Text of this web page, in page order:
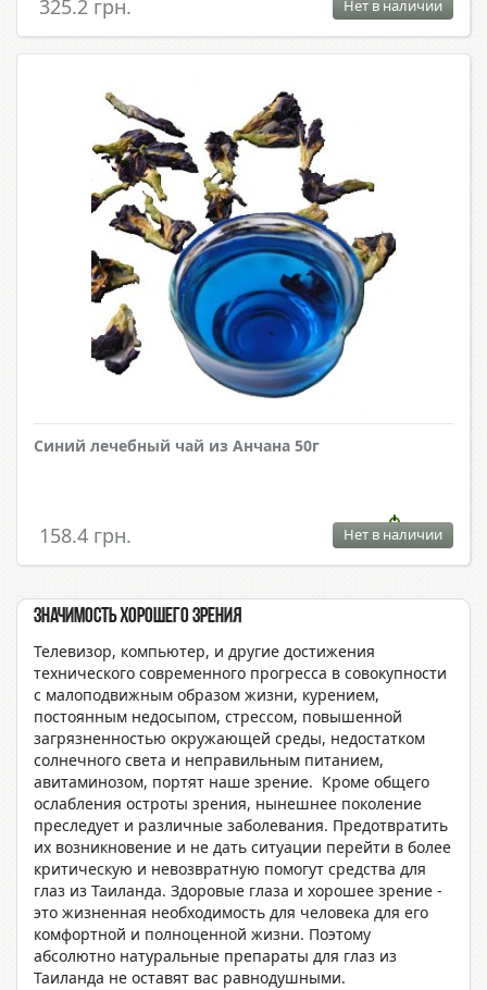
325.2 грн. Нет в наличии
Синий лечебный чай из Анчана 50г
158.4 грн. Нет в наличии
Значимость хорошего зрения
Телевизор, компьютер, и другие достижения
технического современного прогресса в совокупности
с малоподвижным образом жизни, курением,
постоянным недосыпом, стрессом, повышенной
загрязненностью окружающей среды, недостатком
солнечного света и неправильным питанием,
авитаминозом, портят наше зрение. Кроме общего
ослабления остроты зрения, нынешнее поколение
преследует и различные заболевания. Предотвратить
их возникновение и не дать ситуации перейти в более
критическую и невозвратную помогут средства для
глаз из Таиланда. Здоровые глаза и хорошее зрение -
это жизненная необходимость для человека для его
комфортной и полноценной жизни. Поэтому
абсолютно натуральные препараты для глаз из
Таиланда не оставят вас равнодушными.